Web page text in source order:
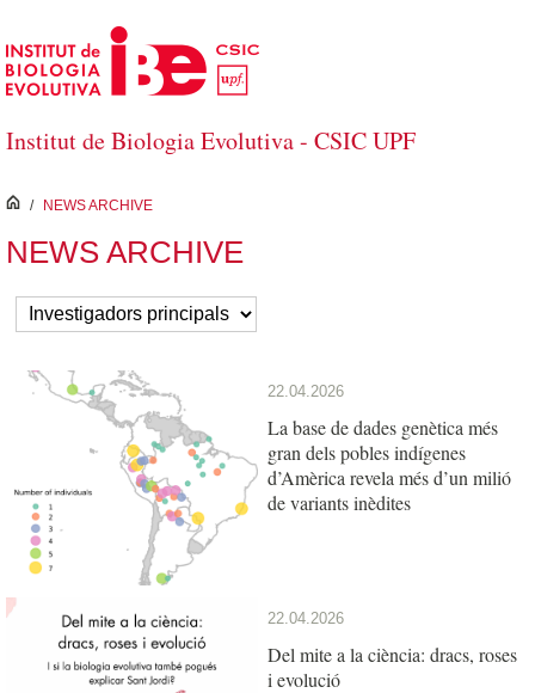
Salta al contingut principal
Institut de Biologia Evolutiva - CSIC UPF
inici
/ NEWS ARCHIVE
NEWS ARCHIVE
22.04.2026
La base de dades genètica més
gran dels pobles indígenes
d’Amèrica revela més d’un milió
de variants inèdites
22.04.2026
Del mite a la ciència: dracs, roses
i evolució